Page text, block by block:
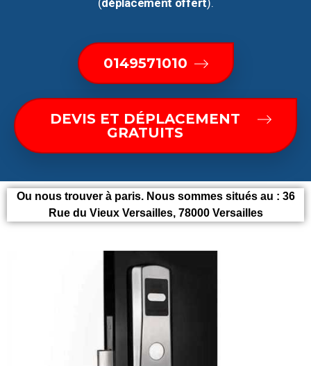
0149571010
DEVIS ET DÉPLACEMENT
GRATUITS
Ou nous trouver à paris. Nous sommes situés au : 36
Rue du Vieux Versailles, 78000 Versailles